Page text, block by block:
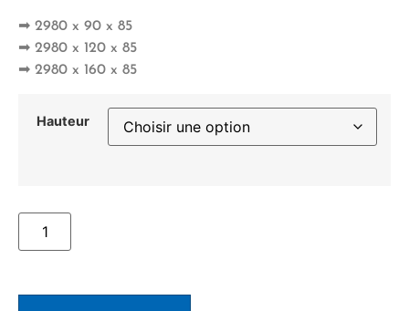
➡ 2980 x 90 x 85
➡ 2980 x 120 x 85
➡ 2980 x 160 x 85
Hauteur